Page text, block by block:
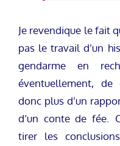
Je revendique le fait
pas le travail d’un
gendarme en
éventuellement, de
donc plus d’un
d’un conte de fée.
tirer les